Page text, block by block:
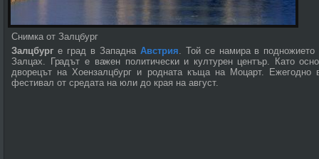
Снимка от Залцбург
Залцбург е град в Западна Австрия. Той се намира в
Залцах. Градът е важен политически и културен център. Като
дворецът на Хоензалцбург и родната къща на Моцарт.
фестивал от средата на юли до края на август.